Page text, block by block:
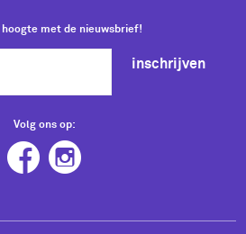
met de nieuwsbrief!
inschrijven
Volg ons op: